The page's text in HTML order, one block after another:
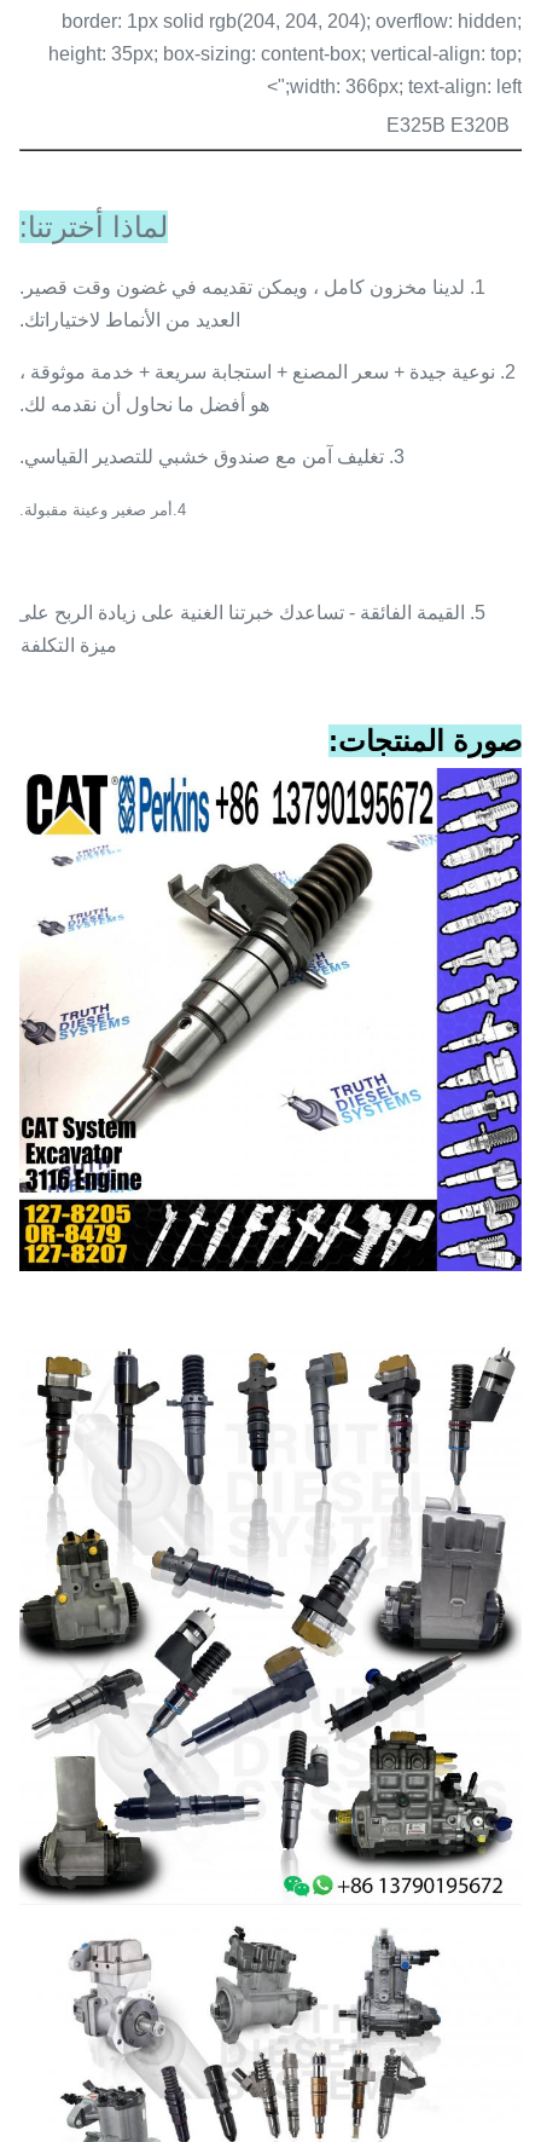
border: 1px solid rgb(204, 204, 204); overflow: hidden;
height: 35px; box-sizing: content-box; vertical-align: top;
width: 366px; text-align: left;">
E325B E320B
لماذا أخترتنا:
1. لدينا مخزون كامل ، ويمكن تقديمه في غضون وقت قصير.
العديد من الأنماط لاختياراتك.
2. نوعية جيدة + سعر المصنع + استجابة سريعة + خدمة موثوقة ،
هو أفضل ما نحاول أن نقدمه لك.
3. تغليف آمن مع صندوق خشبي للتصدير القياسي.
4 .أمر صغير وعينة مقبولة.
5. القيمة الفائقة - تساعدك خبرتنا الغنية على زيادة الربح على
ميزة التكلفة.
صورة المنتجات: